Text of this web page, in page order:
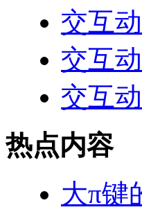
交互
交互
交互
热点内容
大π键